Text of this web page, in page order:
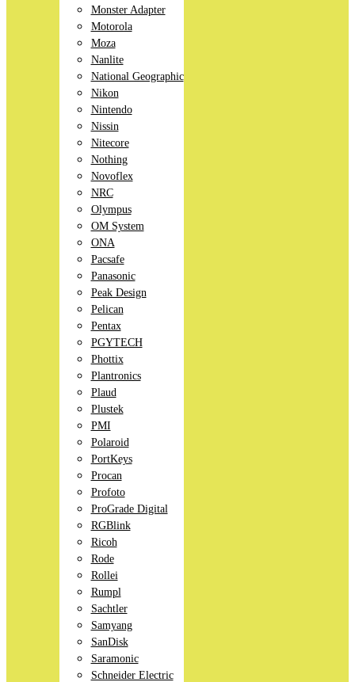
Monster Adapter
Motorola
Moza
Nanlite
National Geographic
Nikon
Nintendo
Nissin
Nitecore
Nothing
Novoflex
NRC
Olympus
OM System
ONA
Pacsafe
Panasonic
Peak Design
Pelican
Pentax
PGYTECH
Phottix
Plantronics
Plaud
Plustek
PMI
Polaroid
PortKeys
Procan
Profoto
ProGrade Digital
RGBlink
Ricoh
Rode
Rollei
Rumpl
Sachtler
Samyang
SanDisk
Saramonic
Schneider Electric